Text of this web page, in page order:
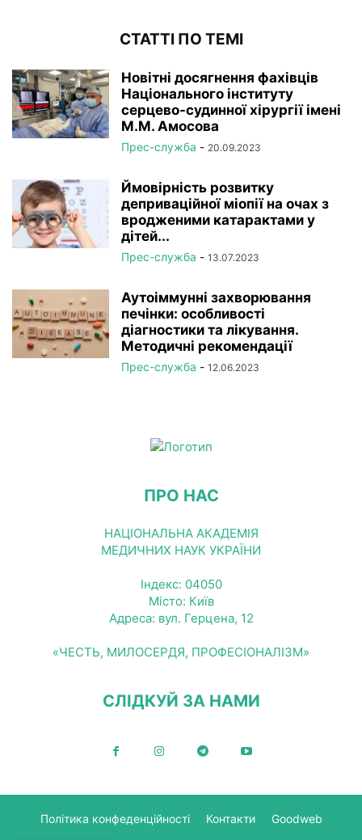
СТАТТІ ПО ТЕМІ
Новітні досягнення фахівців
Національного інституту
серцево-судинної хірургії імeні
М.М. Амосова
Прес-служба - 20.09.2023
Ймовірність розвитку
деприваційної міопії на очах з
вродженими катарактами у
дітей...
Прес-служба - 13.07.2023
Аутоіммунні захворювання
печінки: особливості
діагностики та лікування.
Методичні рекомендації
Прес-служба - 12.06.2023
ПРО НАС
НАЦІОНАЛЬНА АКАДЕМІЯ
МЕДИЧНИХ НАУК УКРАЇНИ
Індекс: 04050
Місто: Київ
Адреса: вул. Герцена, 12
«ЧЕСТЬ, МИЛОСЕРДЯ, ПРОФЕСІОНАЛІЗМ»
СЛІДКУЙ ЗА НАМИ
Політика конфеденційності Контакти Goodweb